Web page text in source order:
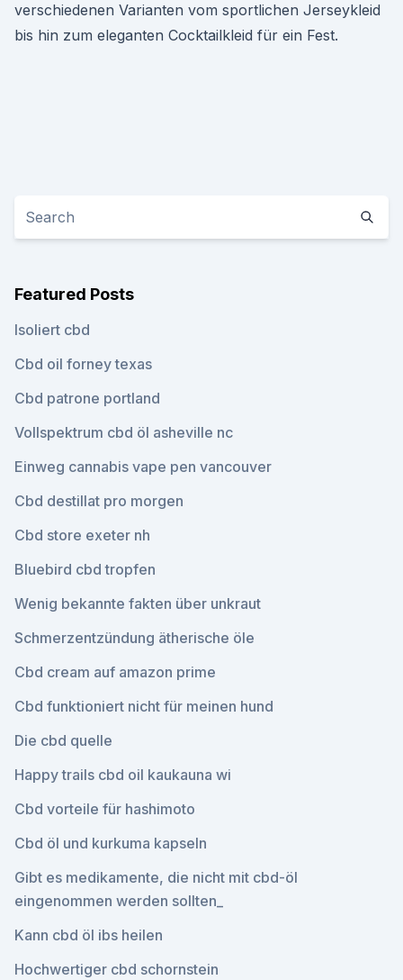
verschiedenen Varianten vom sportlichen Jerseykleid
bis hin zum eleganten Cocktailkleid für ein Fest.
Featured Posts
Isoliert cbd
Cbd oil forney texas
Cbd patrone portland
Vollspektrum cbd öl asheville nc
Einweg cannabis vape pen vancouver
Cbd destillat pro morgen
Cbd store exeter nh
Bluebird cbd tropfen
Wenig bekannte fakten über unkraut
Schmerzentzündung ätherische öle
Cbd cream auf amazon prime
Cbd funktioniert nicht für meinen hund
Die cbd quelle
Happy trails cbd oil kaukauna wi
Cbd vorteile für hashimoto
Cbd öl und kurkuma kapseln
Gibt es medikamente, die nicht mit cbd-öl
eingenommen werden sollten_
Kann cbd öl ibs heilen
Hochwertiger cbd schornstein